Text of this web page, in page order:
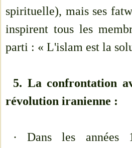
spirituelle), mais ses
inspirent tous les
parti : « L'islam est la
5. La confrontation
révolution iranienne :
· Dans les années